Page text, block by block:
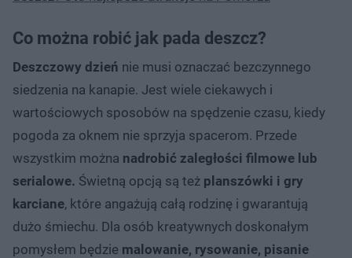
Co można robić jak pada deszcz?
Deszczowy dzień nie musi oznaczać bezczynnego
siedzenia na kanapie. Jest wiele ciekawych i
wartościowych sposobów na spędzenie czasu, kiedy
pogoda za oknem nie sprzyja spacerom. Przede
wszystkim można nadrobić zaległości filmowe lub
serialowe. Świetną opcją są też planszówki i gry
karciane, które angażują całą rodzinę i gwarantują
dużo śmiechu. Dla osób kreatywnych doskonałym
pomysłem będzie malowanie, rysowanie, pisanie